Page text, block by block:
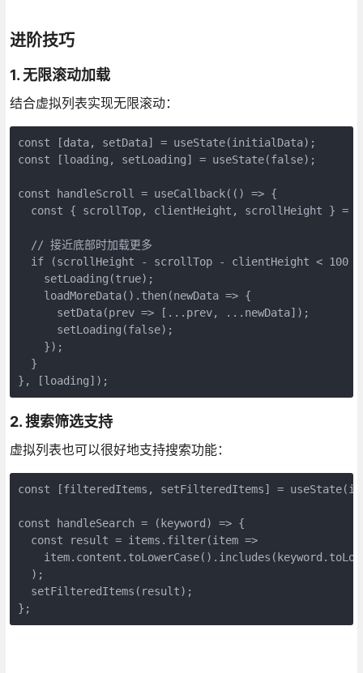
进阶技巧
1. 无限滚动加载
结合虚拟列表实现无限滚动：
const [data, setData] = useState(initialData);
const [loading, setLoading] = useState(false);
const handleScroll = useCallback(() => {
const { scrollTop, clientHeight, scrollHeight } =
  // 接近底部时加载更多
if (scrollHeight - scrollTop - clientHeight < 100
    setLoading(true);
    loadMoreData().then(newData => {
      setData(prev => [...prev, ...newData]);
      setLoading(false);
    });
  }
}, [loading]);
2. 搜索筛选支持
虚拟列表也可以很好地支持搜索功能：
const [filteredItems, setFilteredItems] =
const handleSearch = (keyword) => {
  const result = items.filter(item =>
  );
  setFilteredItems(result);
};